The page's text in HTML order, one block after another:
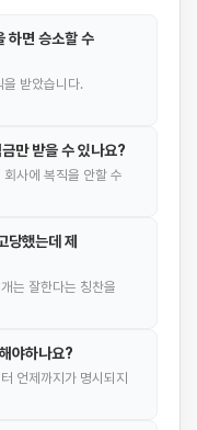
하면 승소할 수
을 받았습니다.
만 받을 수 있나요?
사에 복직을 안할 수
당했는데 제
는 잘한다는 칭찬을
야하나요?
언제까지가 명시되지